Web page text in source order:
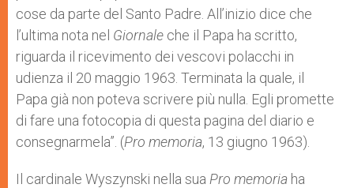
cose da parte del Santo Padre. All’inizio dice che
l’ultima nota nel Giornale che il Papa ha scritto,
riguarda il ricevimento dei vescovi polacchi in
udienza il 20 maggio 1963. Terminata la quale, il
Papa già non poteva scrivere più nulla. Egli promette
di fare una fotocopia di questa pagina del diario e
consegnarmela”. (Pro memoria, 13 giugno 1963).
Il cardinale Wyszynski nella sua Pro memoria ha